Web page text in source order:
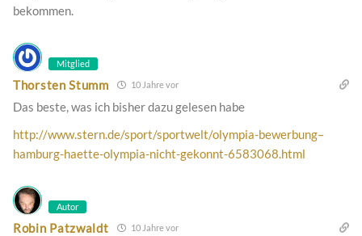
bekommen.
Mitglied
Thorsten Stumm 10 Jahre vor
Das beste, was ich bisher dazu gelesen habe
http://www.stern.de/sport/sportwelt/olympia-bewerbung–
hamburg-haette-olympia-nicht-gekonnt-6583068.html
Autor
Robin Patzwaldt 10 Jahre vor